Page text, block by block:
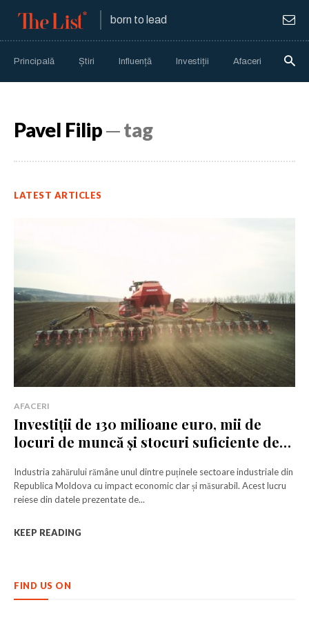
born to lead
Principală Știri Influență Investiții Afaceri
Pavel Filip─ tag
LATEST ARTICLES
AFACERI
Investiții de 130 milioane euro, mii de
locuri de muncă și stocuri suficiente de
zahărului
Industria zahărului rămâne unul dintre puținele sectoare industriale din
Republica Moldova cu impact economic clar și măsurabil. Acest lucru
reiese din datele prezentate de...
KEEP READING
FIND US ON